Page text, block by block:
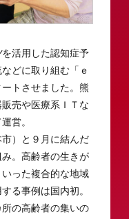
を活用した認知症予
どに取り組む「ｅ
トさせました。熊
売や医療系ＩＴな
営。
）と９月に結んだ
。高齢者の生きが
った複合的な地域
る事例は国内初。
の高齢者の集いの